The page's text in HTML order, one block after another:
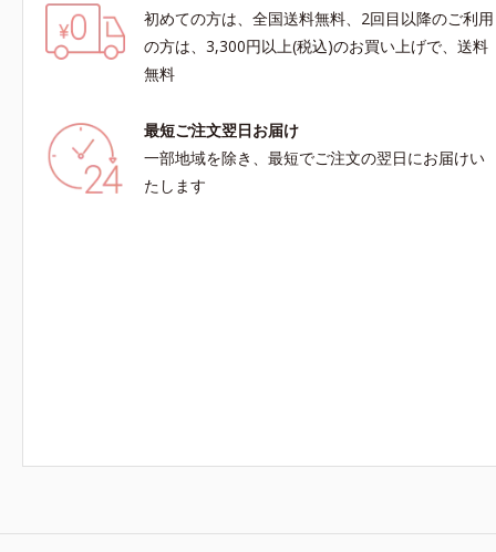
初めての方は、全国送料無料、2回目以降のご利用
の方は、3,300円以上(税込)のお買い上げで、送料
無料
最短ご注文翌日お届け
一部地域を除き、最短でご注文の翌日にお届けい
たします